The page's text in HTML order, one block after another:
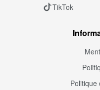
TikTok
Politique